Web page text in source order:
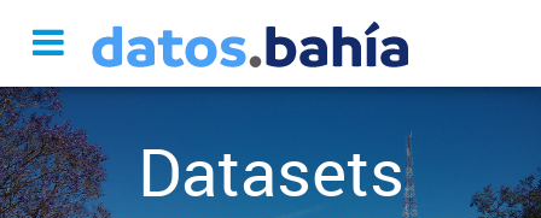
Datasets